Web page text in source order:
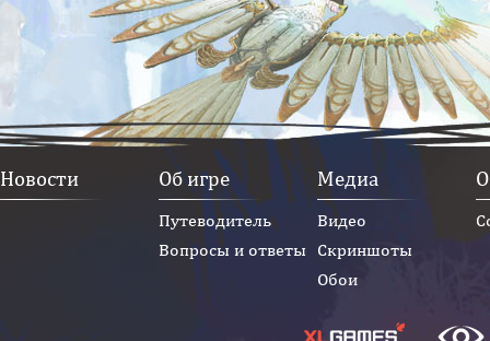
Новости Об игре
Путеводитель
Вопросы и ответы
Медиа
Видео
Скриншоты
Обои